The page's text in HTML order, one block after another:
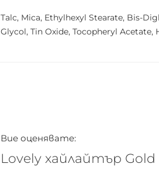
Talc, Mica, Ethylhexyl Stearate, Bis-
Glycol, Tin Oxide, Tocopheryl Acetate,
Вие оценявате:
Lovely хайлайтър